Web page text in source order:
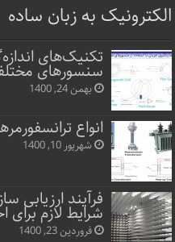
الکترونیک به زبان ساده
تکنیک‌های
سنسورهای
بهمن 24, 1400
انواع
شهریور 10, 1400
فرآیند ارزیابی
شرایط لازم برای
فروردین 23, 1400